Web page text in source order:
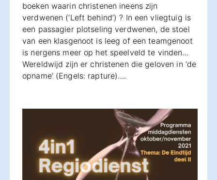
boeken waarin christenen ineens zijn
verdwenen (‘Left behind’) ? In een vliegtuig is
een passagier plotseling verdwenen, de stoel
van een klasgenoot is leeg of een teamgenoot
is nergens meer op het speelveld te vinden…
Wereldwijd zijn er christenen die geloven in ‘de
opname’ (Engels: rapture)….